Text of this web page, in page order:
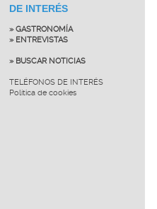
DE INTERÉS
» GASTRONOMÍA
» ENTREVISTAS
» BUSCAR NOTICIAS
TELÉFONOS DE INTERÉS
Política de cookies